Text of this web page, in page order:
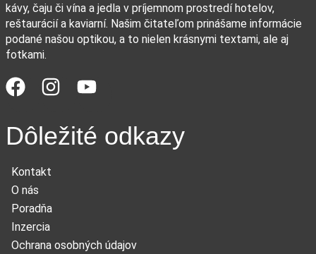
kávy, čaju či vína a jedla v príjemnom prostredí hotelov,
reštaurácií a kaviarní. Našim čitateľom prinášame informácie
podané našou optikou, a to nielen krásnymi textami, ale aj
fotkami.
Dôležité odkazy
Kontakt
O nás
Poradňa
Inzercia
Ochrana osobných údajov